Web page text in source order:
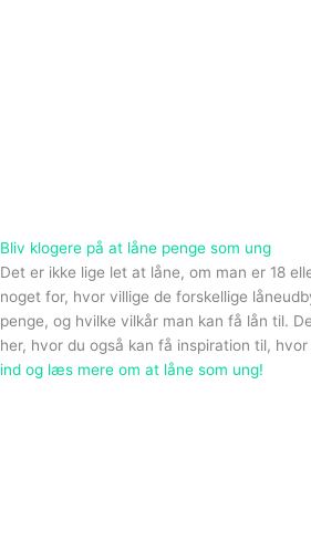
Bliv klogere på at låne penge som ung
Det er ikke lige let at låne, om man er 18
noget for, hvor villige de forskellige
penge, og hvilke vilkår man kan få lån til.
her, hvor du også kan få inspiration til,
ind og læs mere om at låne som ung!